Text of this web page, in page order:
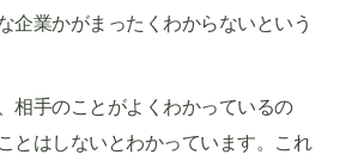
企業かがまったくわからないという
相手のことがよくわかっているの
とはしないとわかっています。これ